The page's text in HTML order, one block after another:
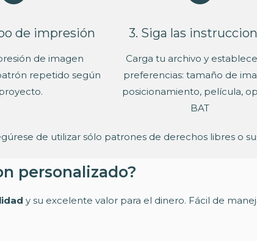
de impresión
de imagen
repetido según
3. Siga las
Carga tu archivo y
preferencias: tamaño de
posicionamiento, película,
BAT
de utilizar sólo patrones de derechos libres o
personalizado?
y su excelente valor para el dinero. Fácil de